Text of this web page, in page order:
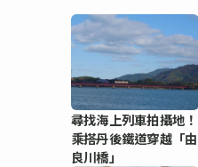
尋找海上列車拍攝地！
乘搭丹後鐵道穿越「由
良川橋」